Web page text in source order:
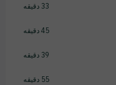
33 دقیقه
45 دقیقه
39 دقیقه
55 دقیقه